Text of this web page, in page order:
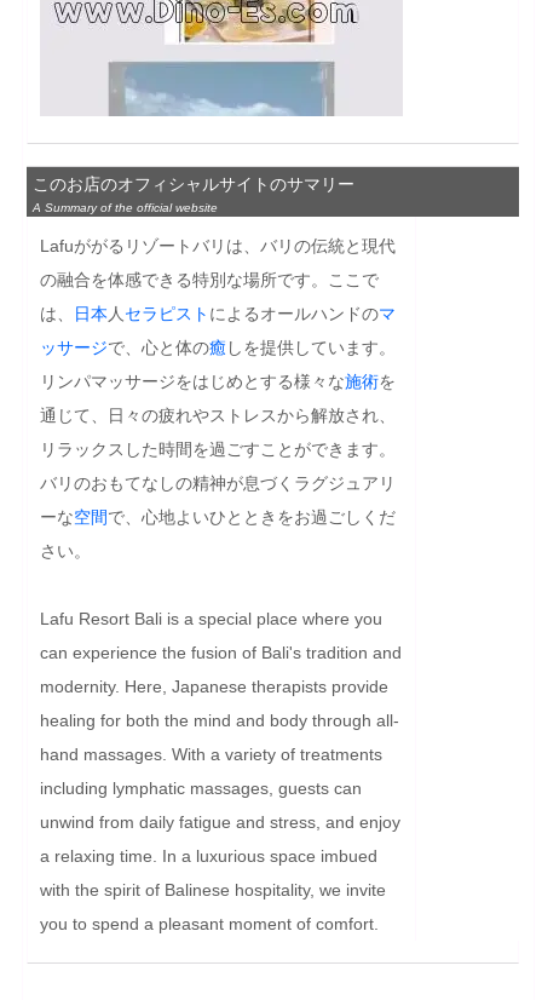
このお店のオフィシャルサイトのサマリー
A Summary of the official website
Lafuががるリゾートバリは、バリの伝統と現代
の融合を体感できる特別な場所です。ここで
は、
日本 人 セラピスト によるオールハンドのマ
ッサージで、心と体の癒 しを提供しています。
リンパマッサージをはじめとする様々な施術を
通じて、日々の疲れやストレスから解放され、
リラックスした時間を過ごすことができます。
バリのおもてなしの精神が息づくラグジュアリ
ーな空間で、心地よいひとときをお過ごしくだ
さい。
Lafu Resort Bali is a special place where you
can experience the fusion of Bali's tradition and
modernity. Here, Japanese therapists provide
healing for both the mind and body through all-
hand massages. With a variety of treatments
including lymphatic massages, guests can
unwind from daily fatigue and stress, and enjoy
a relaxing time. In a luxurious space imbued
with the spirit of Balinese hospitality, we invite
you to spend a pleasant moment of comfort.